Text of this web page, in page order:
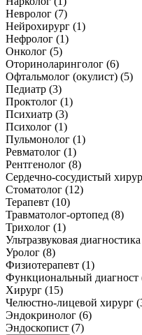
Невролог (7)
Нейрохирург (1)
Нефролог (1)
Онколог (5)
Оториноларинголог (6)
Офтальмолог (окулист) (5)
Педиатр (3)
Проктолог (1)
Психиатр (3)
Психолог (1)
Пульмонолог (1)
Ревматолог (1)
Рентгенолог (8)
Сердечно-сосудистый
Стоматолог (12)
Терапевт (10)
Травматолог-ортопед (8)
Трихолог (1)
Ультразвуковая
Уролог (8)
Физиотерапевт (1)
Функциональный диагност
Хирург (15)
Челюстно-лицевой хирург
Эндокринолог (6)
Эндоскопист (7)